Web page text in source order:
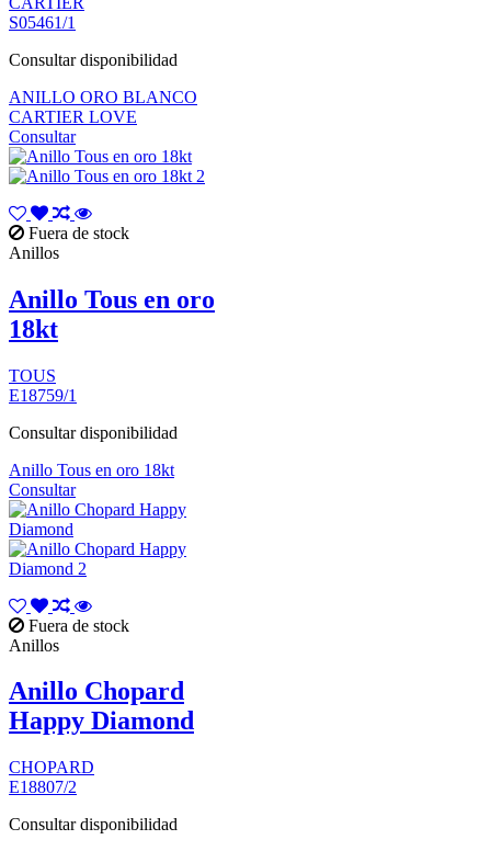
S05461/1
Consultar disponibilidad
ANILLO ORO BLANCO
CARTIER LOVE
Consultar
Fuera de stock
Anillos
Anillo Tous en oro
18kt
TOUS
E18759/1
Consultar disponibilidad
Anillo Tous en oro 18kt
Consultar
Fuera de stock
Anillos
Anillo Chopard
Happy Diamond
CHOPARD
E18807/2
Consultar disponibilidad